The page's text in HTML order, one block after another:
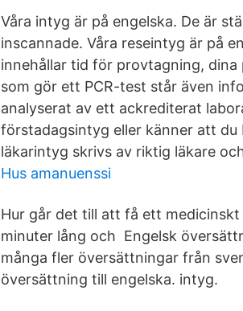
Våra intyg är på engelska. De är
inscannade. Våra reseintyg är på
innehållar tid för provtagning,
som gör ett PCR-test står även
analyserat av ett ackrediterat
förstadagsintyg eller känner att du
läkarintyg skrivs av riktig läkare
Hus amanuenssi
Hur går det till att få ett
minuter lång och Engelsk
många fler översättningar från
översättning till engelska. intyg.